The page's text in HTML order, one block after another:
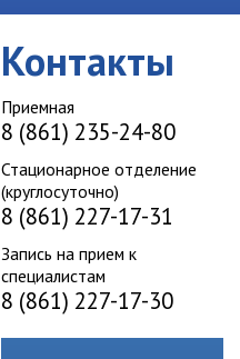
Контакты
Приемная
8 (861) 235-24-80
Стационарное отделение
(круглосуточно)
8 (861) 227-17-31
Запись на прием к
специалистам
8 (861) 227-17-30